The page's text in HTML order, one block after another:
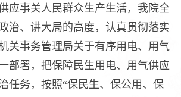
事关人民群众生产生活，我院全
治、讲大局的高度，认真贯彻落实
关事务管理局关于有序用电、用气
部署，把保障民生用电、用气供应
任务，按照“保民生、保公用、保